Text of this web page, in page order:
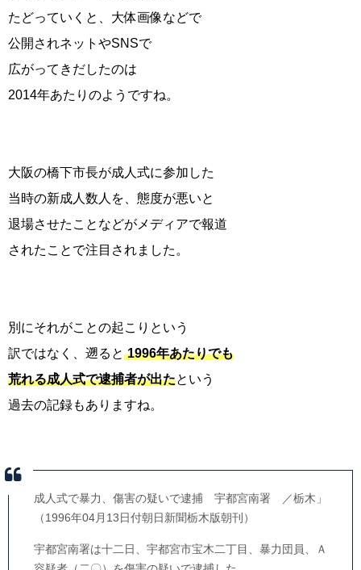
たどっていくと、大体画像などで
公開されネットやSNSで
広がってきだしたのは
2014年あたりのようですね。
大阪の橋下市長が成人式に参加した
当時の新成人数人を、態度が悪いと
退場させたことなどがメディアで報道
されたことで注目されました。
別にそれがことの起こりという
訳ではなく、遡ると1996年あたりでも
荒れる成人式で逮捕者が出たという
過去の記録もありますね。
成人式で暴力、傷害の疑いで逮捕 宇都宮南署 ／栃木」
（1996年04月13日付朝日新聞栃木版朝刊）
宇都宮南署は十二日、宇都宮市宝木二丁目、暴力団員、Ａ